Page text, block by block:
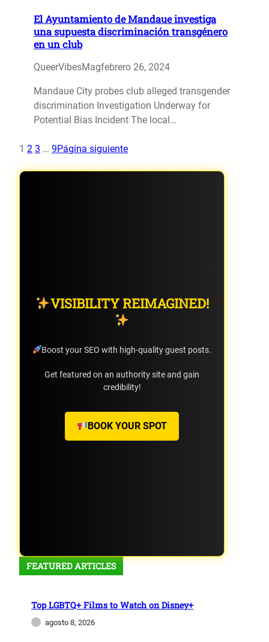
El Ayuntamiento de Mandaue investiga
una supuesta discriminación transgénero
en un club
QueerVibesMagfebrero 26, 2024
Mandaue City probes club alleged transgender
discrimination Investigation Underway for
Potential Bias Incident The local…
1 2 3 … 9Página siguiente
VISIBILITY REIMAGINED!
Boost your SEO with high-quality guest posts.
Get featured on an authority site and gain
credibility!
BOOK YOUR SPOT
FEATURED ARTICLES
Top LGBTQ+ Films to Watch on Disney+
agosto 8, 2026